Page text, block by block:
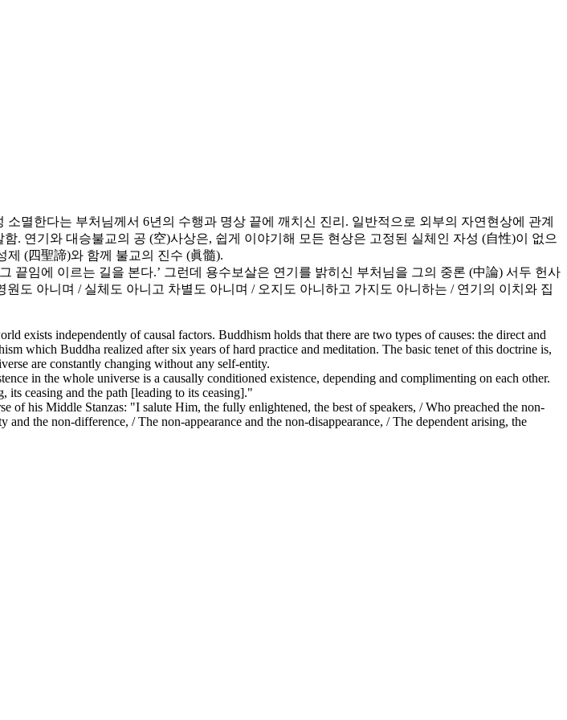
멸한다는 부처님께서 6년의 수행과 명상 끝에 깨치신 진리. 일반적으로 외부의 자연현상에 관계
. 연기와 대승불교의 공 (空)사상은, 쉽게 이야기해 모든 현상은 고정된 실체인 자성 (自性)이 없으
(四聖諦)와 함께 불교의 진수 (眞髓).
끝임에 이르는 길을 본다.’ 그런데 용수보살은 연기를 밝히신 부처님을 그의 중론 (中論) 서두 헌사
도 아니며 / 실체도 아니고 차별도 아니며 / 오지도 아니하고 가지도 아니하는 / 연기의 이치와 집
exists independently of causal factors. Buddhism holds that there are two types of causes: the direct and
which Buddha realized after six years of hard practice and meditation. The basic tenet of this doctrine is,
are constantly changing without any self-entity.
in the whole universe is a causally conditioned existence, depending and complimenting on each other.
its ceasing and the path [leading to its ceasing]."
of his Middle Stanzas: "I salute Him, the fully enlightened, the best of speakers, / Who preached the non-
the non-difference, / The non-appearance and the non-disappearance, / The dependent arising, the